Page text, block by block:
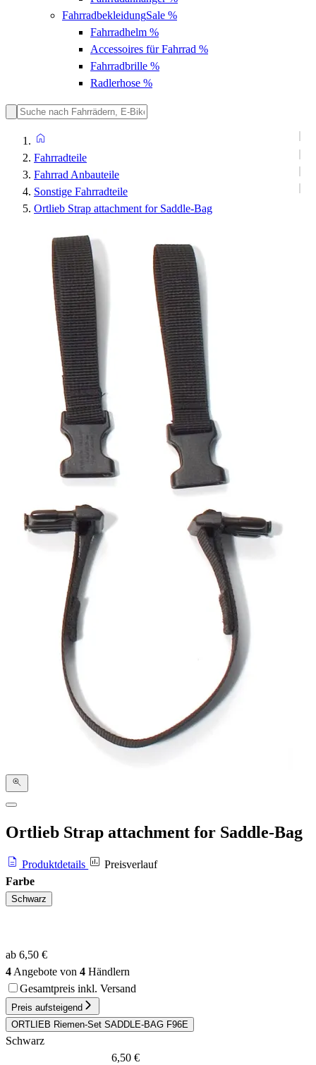
FahrradbekleidungSale %
Fahrradhelm %
Accessoires für Fahrrad %
Fahrradbrille %
Radlerhose %
Fahrradteile
Fahrrad Anbauteile
Sonstige Fahrradteile
Ortlieb Strap attachment for Saddle-Bag
Ortlieb Strap attachment for Saddle-Bag
Produktdetails
Preisverlauf
Farbe
Schwarz
ab 6,50 €
4 Angebote von 4 Händlern
Gesamtpreis inkl. Versand
Preis aufsteigend
ORTLIEB Riemen-Set SADDLE-BAG F96E
Schwarz
6,50 €